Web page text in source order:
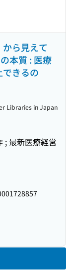
から見えて
本質 : 医療
きるの
; 最新医療経営
Libraries in Japan